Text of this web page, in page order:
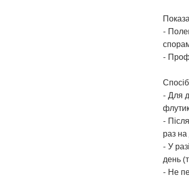
-
-
- Для
-
раз
- У
день
- Не